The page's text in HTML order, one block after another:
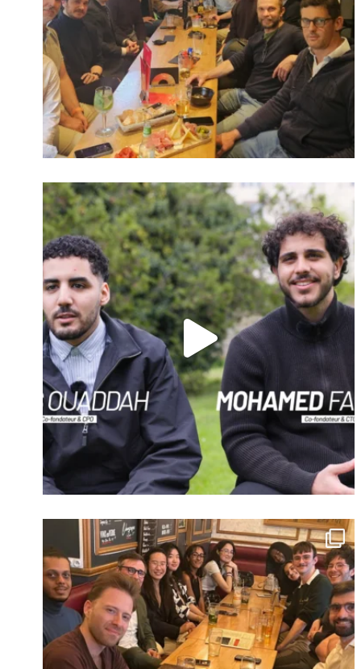
Charger plus Suivre sur Instagram
Identifiant oublié ?
Mot de passe
oublié ?